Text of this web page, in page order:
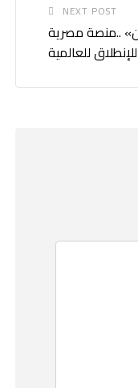
NEXT POST
..منصة مصرية
للإنطلاق للعالمية